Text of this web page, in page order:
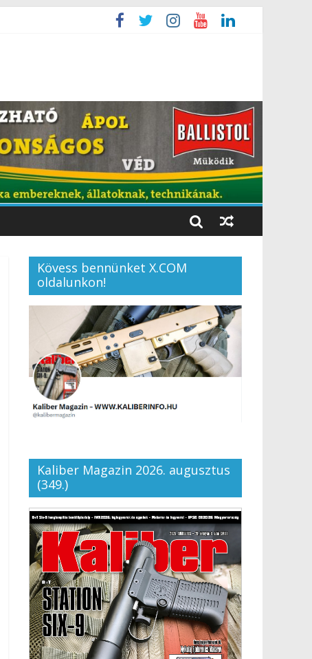
Kövess bennünket X.COM
oldalunkon!
Kaliber Magazin 2026. augusztus
(349.)